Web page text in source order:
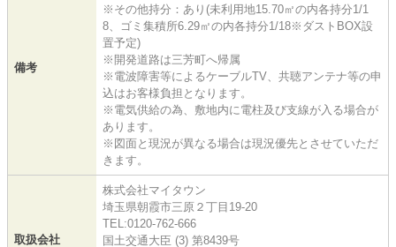
備考
※その他持分：あり(未利用地15.70㎡の内各持分1/1
8、ゴミ集積所6.29㎡の内各持分1/18※ダストBOX設
置予定)
※開発道路は三芳町へ帰属
※電波障害等によるケーブルTV、共聴アンテナ等の申
込はお客様負担となります。
※電気供給の為、敷地内に電柱及び支線が入る場合が
あります。
※図面と現況が異なる場合は現況優先とさせていただ
きます。
取扱会社
株式会社マイタウン
埼玉県朝霞市三原２丁目19-20
TEL:0120-762-666
国土交通大臣 (3) 第8439号